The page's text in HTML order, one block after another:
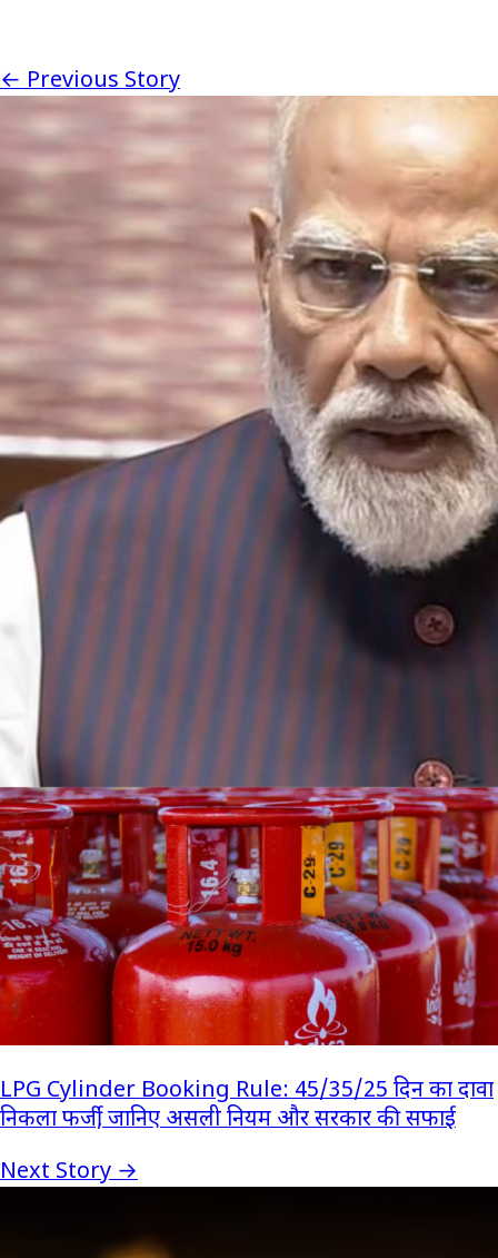
← Previous Story
LPG Cylinder Booking Rule: 45/35/25 दिन का दावा
निकला फर्जी, जानिए असली नियम और सरकार की सफाई
Next Story →